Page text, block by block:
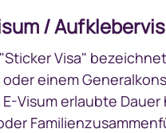
/
Visa"
einem
Visum erlaubte